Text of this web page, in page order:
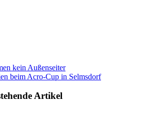
kein Außenseiter
beim Acro-Cup in Selmsdorf
Artikel